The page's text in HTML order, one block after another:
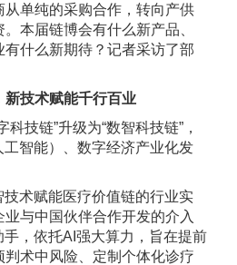
单纯的采购合作，转向产供
本届链博会有什么新产品、
什么新期待？记者采访了部
技术赋能千行百业
技链”升级为“数智科技链”，
智能）、数字经济产业化发
术赋能医疗价值链的行业实
与中国伙伴合作开发的介入
，依托AI强大算力，旨在提前
术中风险、定制个体化诊疗